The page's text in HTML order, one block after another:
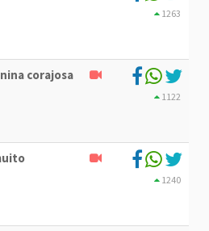
1263
corajosa
1122
1240